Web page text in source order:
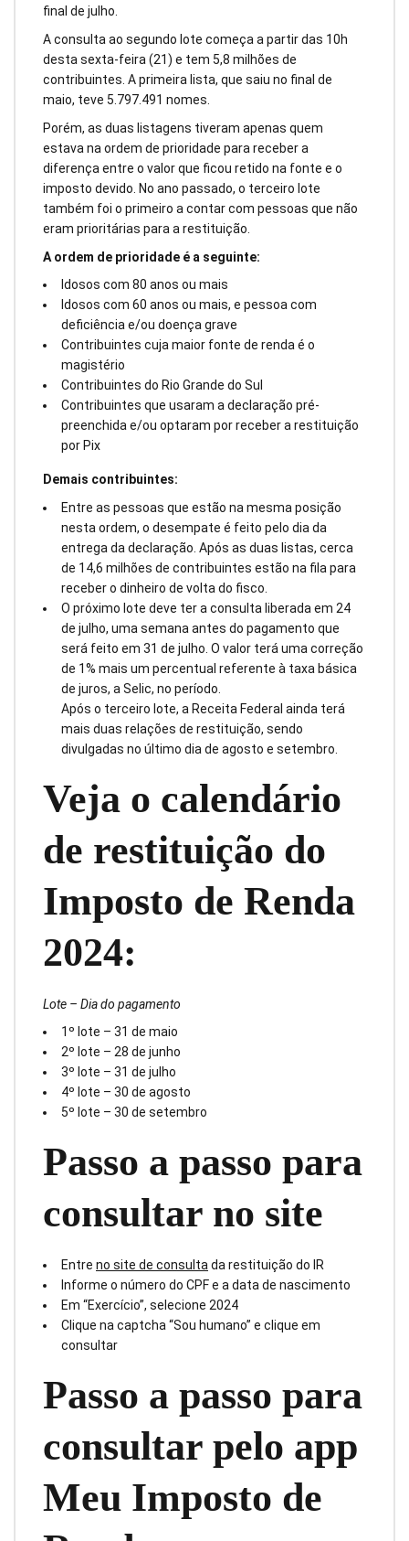
final de julho.
A consulta ao segundo lote começa a partir das 10h
desta sexta-feira (21) e tem 5,8 milhões de
contribuintes. A primeira lista, que saiu no final de
maio, teve 5.797.491 nomes.
Porém, as duas listagens tiveram apenas quem
estava na ordem de prioridade para receber a
diferença entre o valor que ficou retido na fonte e o
imposto devido. No ano passado, o terceiro lote
também foi o primeiro a contar com pessoas que não
eram prioritárias para a restituição.
A ordem de prioridade é a seguinte:
Idosos com 80 anos ou mais
Idosos com 60 anos ou mais, e pessoa com
deficiência e/ou doença grave
Contribuintes cuja maior fonte de renda é o
magistério
Contribuintes do Rio Grande do Sul
Contribuintes que usaram a declaração pré-
preenchida e/ou optaram por receber a restituição
por Pix
Demais contribuintes:
Entre as pessoas que estão na mesma posição
nesta ordem, o desempate é feito pelo dia da
entrega da declaração. Após as duas listas, cerca
de 14,6 milhões de contribuintes estão na fila para
receber o dinheiro de volta do fisco.
O próximo lote deve ter a consulta liberada em 24
de julho, uma semana antes do pagamento que
será feito em 31 de julho. O valor terá uma correção
de 1% mais um percentual referente à taxa básica
de juros, a Selic, no período.
Após o terceiro lote, a Receita Federal ainda terá
mais duas relações de restituição, sendo
divulgadas no último dia de agosto e setembro.
Veja o calendário
de restituição do
Imposto de Renda
2024:
Lote – Dia do pagamento
1º lote – 31 de maio
2º lote – 28 de junho
3º lote – 31 de julho
4º lote – 30 de agosto
5º lote – 30 de setembro
Passo a passo para
consultar no site
Entre no site de consulta da restituição do IR
Informe o número do CPF e a data de nascimento
Em “Exercício”, selecione 2024
Clique na captcha “Sou humano” e clique em
consultar
Passo a passo para
consultar pelo app
Meu Imposto de